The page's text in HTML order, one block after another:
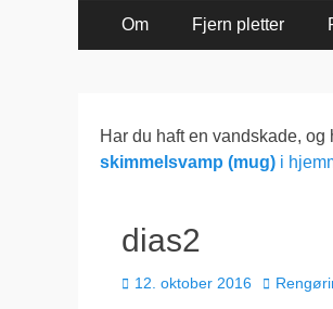
Primær
Menu
Om Fjern pletter
Har du haft en vandskade, og
skimmelsvamp (mug) i
dias2
Udgivet
12. oktober 2016 Forfatter